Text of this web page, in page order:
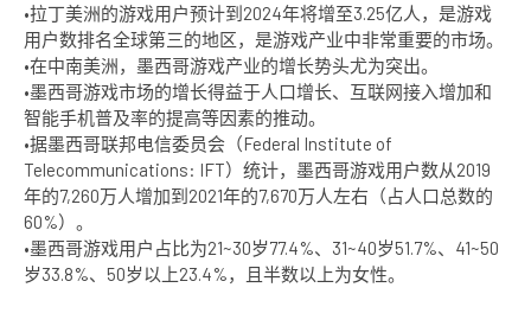
•拉丁美洲的游戏用户预计到2024年将增至3.25亿人，是游戏
用户数排名全球第三的地区，是游戏产业中非常重要的市场。
•在中南美洲，墨西哥游戏产业的增长势头尤为突出。
•墨西哥游戏市场的增长得益于人口增长、互联网接入增加和
智能手机普及率的提高等因素的推动。
•据墨西哥联邦电信委员会（Federal Institute of
Telecommunications: IFT）统计，墨西哥游戏用户数从2019
年的7,260万人增加到2021年的7,670万人左右（占人口总数的
60%）。
•墨西哥游戏用户占比为21~30岁77.4%、31~40岁51.7%、41~50
岁33.8%、50岁以上23.4%，且半数以上为女性。